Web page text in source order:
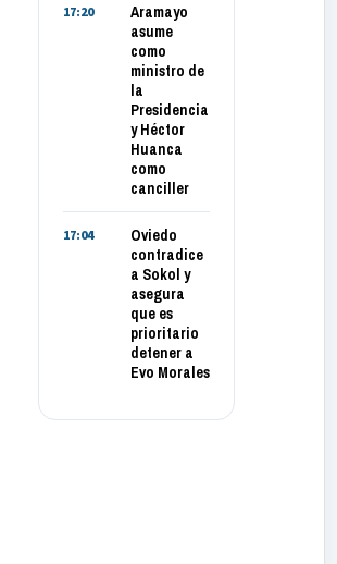
17:20
Aramayo
asume
como
ministro de
la
Presidencia
y Héctor
Huanca
como
canciller
17:04
Oviedo
contradice
a Sokol y
asegura
que es
prioritario
detener a
Evo Morales